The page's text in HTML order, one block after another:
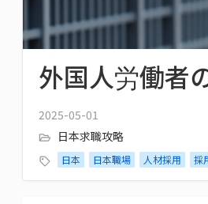
外国人労働者
2025-05-01
日本求職攻略
日本 日本職場 人材採用 採